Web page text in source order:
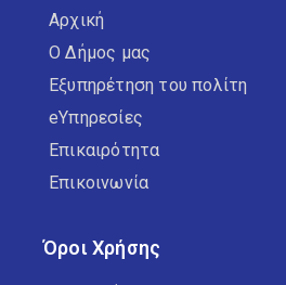
Αρχική
Ο Δήμος μας
Εξυπηρέτηση του πολίτη
eΥπηρεσίες
Επικαιρότητα
Επικοινωνία
Όροι Χρήσης